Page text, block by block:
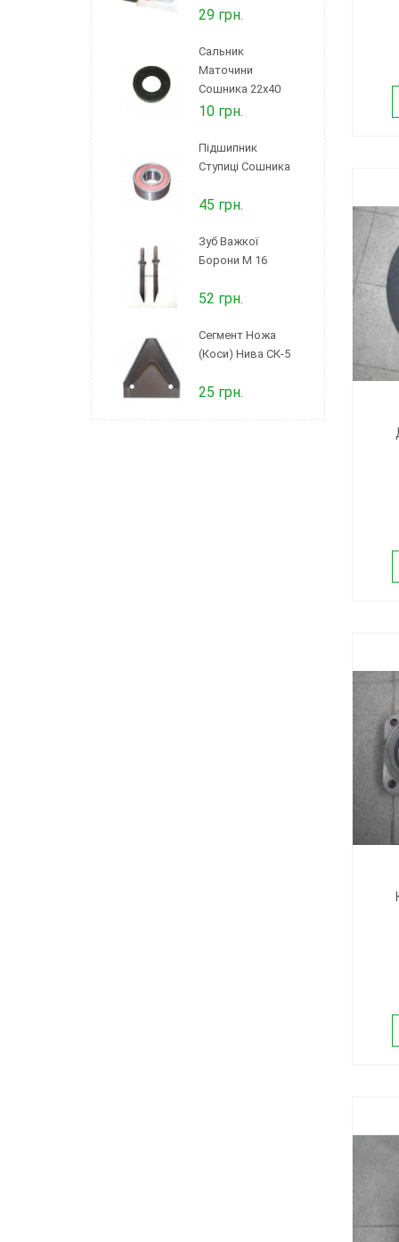
29 грн.
Сальник
Маточини
Сошника 22х40
10 грн.
Підшипник
Ступиці Сошника
45 грн.
Зуб Важкої
Борони М 16
52 грн.
Сегмент Ножа
(коси) Нива СК-5
25 грн.